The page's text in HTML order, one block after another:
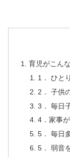
育児がこん
1． ひと
2． 子供
3． 毎日
4．家事
5． 毎日
5． 弱音